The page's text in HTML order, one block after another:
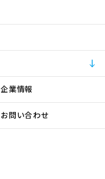
企業情報
お問い合わせ